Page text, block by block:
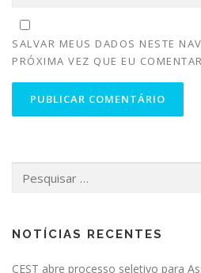
SALVAR MEUS DADOS NESTE
PRÓXIMA VEZ QUE EU
NOTÍCIAS RECENTES
CEST abre processo seletivo para